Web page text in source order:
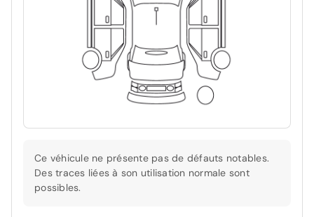
Ce véhicule ne présente pas de défauts notables.
Des traces liées à son utilisation normale sont
possibles.